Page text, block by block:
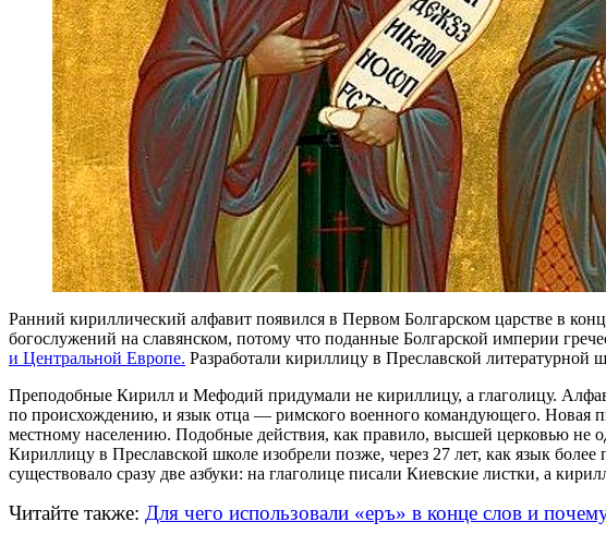
Ранний кириллический алфавит появился в Первом Болгарском царстве в
богослужений на славянском, потому что поданные Болгарской империи
и Центральной Европе. Разработали кириллицу в Преславской литературной
Преподобные Кирилл и Мефодий придумали не кириллицу, а глаголицу.
по происхождению, и язык отца — римского военного командующего. Новая
местному населению. Подобные действия, как правило, высшей церковью не
Кириллицу в Преславской школе изобрели позже, через 27 лет, как язык
существовало сразу две азбуки: на глаголице писали Киевские листки, а
Читайте также: Для чего использовали «еръ» в конце слов и